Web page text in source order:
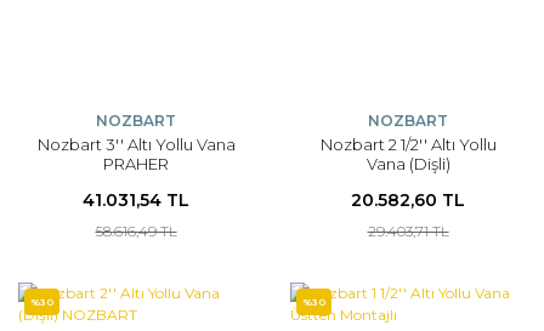
NOZBART
Nozbart 3'' Altı Yollu Vana
PRAHER
41.031,54 TL
58.616,49 TL
NOZBART
Nozbart 2 1/2'' Altı Yollu
Vana (Dişli)
20.582,60 TL
29.403,71 TL
%30 %30